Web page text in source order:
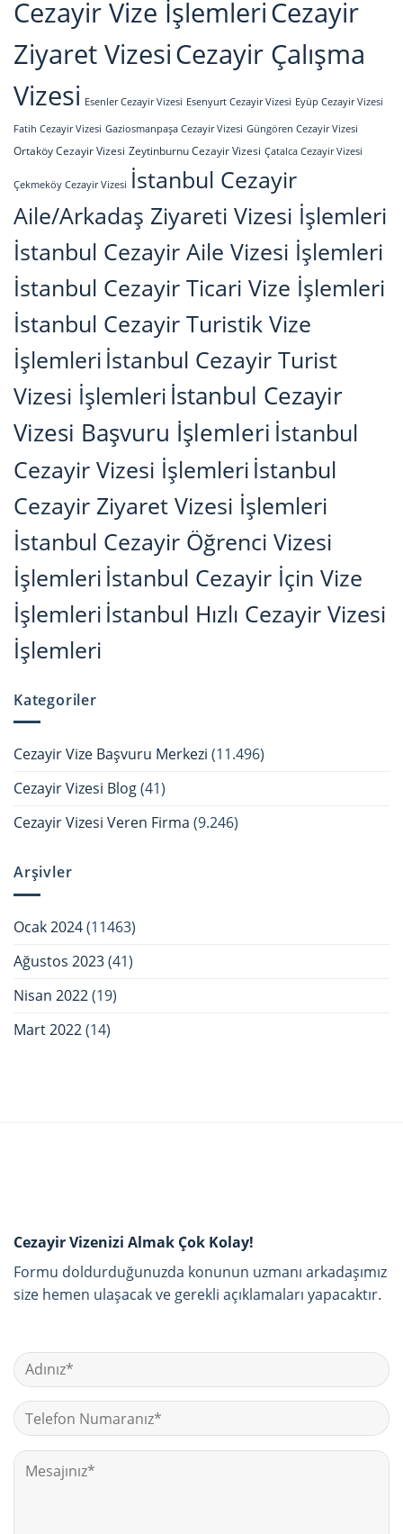
Cezayir Vize İşlemleriCezayir
Ziyaret VizesiCezayir Çalışma
Vizesi Esenler Cezayir Vizesi Esenyurt Cezayir Vizesi Eyüp Cezayir Vizesi
Fatih Cezayir Vizesi Gaziosmanpaşa Cezayir Vizesi Güngören Cezayir Vizesi
Ortaköy Cezayir Vizesi Zeytinburnu Cezayir Vizesi Çatalca Cezayir Vizesi
Çekmeköy Cezayir Vizesi İstanbul Cezayir
Aile/Arkadaş Ziyareti Vizesi İşlemleri
İstanbul Cezayir Aile Vizesi İşlemleri
İstanbul Cezayir Ticari Vize İşlemleri
İstanbul Cezayir Turistik Vize
İşlemleri İstanbul Cezayir Turist
Vizesi İşlemleri İstanbul Cezayir
Vizesi Başvuru İşlemleri İstanbul
Cezayir Vizesi İşlemleri İstanbul
Cezayir Ziyaret Vizesi İşlemleri
İstanbul Cezayir Öğrenci Vizesi
İşlemleri İstanbul Cezayir İçin Vize
İşlemleri İstanbul Hızlı Cezayir Vizesi
İşlemleri
Kategoriler
Cezayir Vize Başvuru Merkezi (11.496)
Cezayir Vizesi Blog(41)
Cezayir Vizesi Veren Firma (9.246)
Arşivler
Ocak 2024(11463)
Ağustos 2023(41)
Nisan 2022(19)
Mart 2022(14)
Cezayir Vizenizi Almak Çok Kolay!
Formu doldurduğunuzda konunun uzmanı arkadaşımız
size hemen ulaşacak ve gerekli açıklamaları yapacaktır.